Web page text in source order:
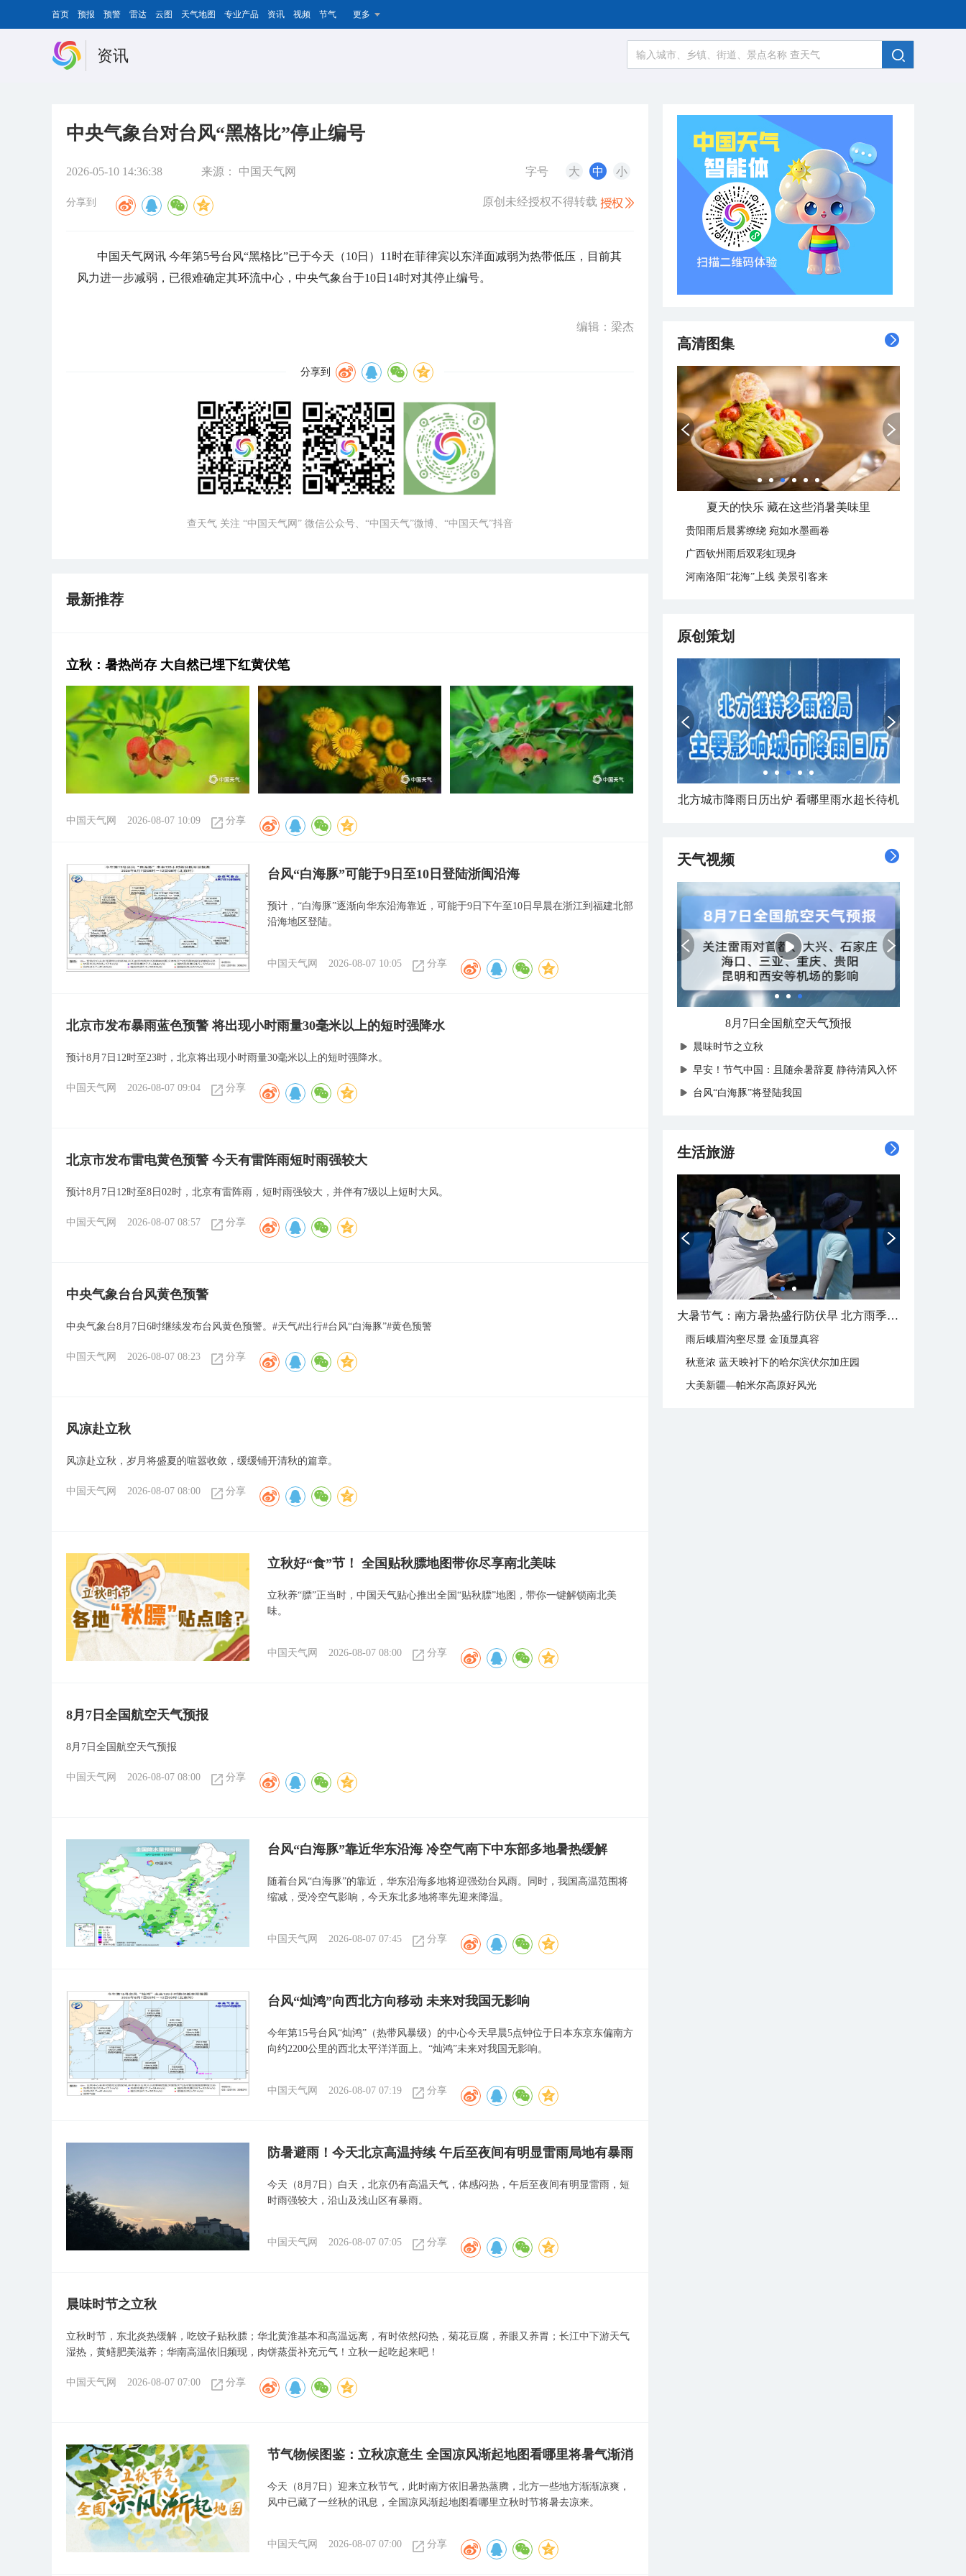
首页 预报 预警 雷达 云图 天气地图 专业产品 资讯 视频 节气 更多
资讯
中央气象台对台风“黑格比”停止编号
2026-05-10 14:36:38 来源： 中国天气网 字号 大 中 小
分享到 原创未经授权不得转载
中国天气网讯 今年第5号台风“黑格比”已于今天（10日）11时在菲律宾以东洋面减弱为热带低压，目前其
风力进一步减弱，已很难确定其环流中心，中央气象台于10日14时对其停止编号。
编辑：梁杰
分享到
查天气 关注 “中国天气网” 微信公众号、“中国天气”微博、“中国天气”抖音
最新推荐
立秋：暑热尚存 大自然已埋下红黄伏笔
中国天气网 2026-08-07 10:09 分享
台风“白海豚”可能于9日至10日登陆浙闽沿海
预计，“白海豚”逐渐向华东沿海靠近，可能于9日下午至10日早晨在浙江到福建北部
沿海地区登陆。
中国天气网 2026-08-07 10:05 分享
北京市发布暴雨蓝色预警 将出现小时雨量30毫米以上的短时强降水
预计8月7日12时至23时，北京将出现小时雨量30毫米以上的短时强降水。
中国天气网 2026-08-07 09:04 分享
北京市发布雷电黄色预警 今天有雷阵雨短时雨强较大
预计8月7日12时至8日02时，北京有雷阵雨，短时雨强较大，并伴有7级以上短时大风。
中国天气网 2026-08-07 08:57 分享
​中央气象台台风黄色预警
中央气象台8月7日6时继续发布台风黄色预警。#天气#出行#台风“白海豚”#黄色预警
中国天气网 2026-08-07 08:23 分享
风凉赴立秋
风凉赴立秋，岁月将盛夏的喧嚣收敛，缓缓铺开清秋的篇章。
中国天气网 2026-08-07 08:00 分享
立秋好“食”节！ 全国贴秋膘地图带你尽享南北美味
立秋养“膘”正当时，中国天气贴心推出全国“贴秋膘”地图，带你一键解锁南北美
味。
中国天气网 2026-08-07 08:00 分享
8月7日全国航空天气预报
8月7日全国航空天气预报
中国天气网 2026-08-07 08:00 分享
台风“白海豚”靠近华东沿海 冷空气南下中东部多地暑热缓解
随着台风“白海豚”的靠近，华东沿海多地将迎强劲台风雨。同时，我国高温范围将
缩减，受冷空气影响，今天东北多地将率先迎来降温。
中国天气网 2026-08-07 07:45 分享
台风“灿鸿”向西北方向移动 未来对我国无影响
今年第15号台风“灿鸿”（热带风暴级）的中心今天早晨5点钟位于日本东京东偏南方
向约2200公里的西北太平洋洋面上。“灿鸿”未来对我国无影响。
中国天气网 2026-08-07 07:19 分享
防暑避雨！今天北京高温持续 午后至夜间有明显雷雨局地有暴雨
今天（8月7日）白天，北京仍有高温天气，体感闷热，午后至夜间有明显雷雨，短
时雨强较大，沿山及浅山区有暴雨。
中国天气网 2026-08-07 07:05 分享
晨味时节之立秋
立秋时节，东北炎热缓解，吃饺子贴秋膘；华北黄淮基本和高温远离，有时依然闷热，菊花豆腐，养眼又养胃；长江中下游天气
湿热，黄鳝肥美滋养；华南高温依旧频现，肉饼蒸蛋补充元气！立秋一起吃起来吧！
中国天气网 2026-08-07 07:00 分享
节气物候图鉴：立秋凉意生 全国凉风渐起地图看哪里将暑气渐消
今天（8月7日）迎来立秋节气，此时南方依旧暑热蒸腾，北方一些地方渐渐凉爽，
风中已藏了一丝秋的讯息，全国凉风渐起地图看哪里立秋时节将暑去凉来。
中国天气网 2026-08-07 07:00 分享
高清图集
夏天的快乐 藏在这些消暑美味里
贵阳雨后晨雾缭绕 宛如水墨画卷
广西钦州雨后双彩虹现身
河南洛阳“花海”上线 美景引客来
原创策划
北方城市降雨日历出炉 看哪里雨水超长待机
天气视频
8月7日全国航空天气预报
晨味时节之立秋
早安！节气中国：且随余暑辞夏 静待清风入怀
台风“白海豚”将登陆我国
生活旅游
大暑节气：南方暑热盛行防伏旱 北方雨季陆续开启
雨后峨眉沟壑尽显 金顶显真容
秋意浓 蓝天映衬下的哈尔滨伏尔加庄园
大美新疆—帕米尔高原好风光